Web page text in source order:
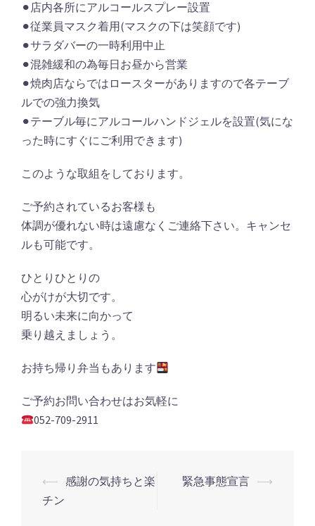
⚫︎店内各所にアルコールスプレー設置
⚫︎従業員マスク着用(マスクの下は笑顔です)
⚫︎サラダバーの一時利用中止
⚫︎混雑緩和の為毎日お昼から営業
⚫︎焼肉店ならではロースターがありますので各テーブ
ルでの強力換気
⚫︎テーブル毎にアルコールハンドジェルを設置(気にな
った時にすぐにご利用できます)
このような取組をしております。
ご予約されているお客様も
体調が優れない時は遠慮なくご連絡下さい。キャンセ
ルも可能です。
ひとりひとりの
心がけが大切です。
明るい未来に向かって
乗り越えましょう。
お持ち帰り弁当もあります
ご予約お問い合わせはお気軽に
052-709-2911
投
稿
⟵ 感謝の気持ちと楽
チン
緊急事態宣言 ⟶